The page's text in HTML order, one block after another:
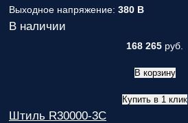
Выходное напряжение: 380 В
В наличии
168 265 руб.
В корзину
Купить в 1 клик
Штиль R30000-3C